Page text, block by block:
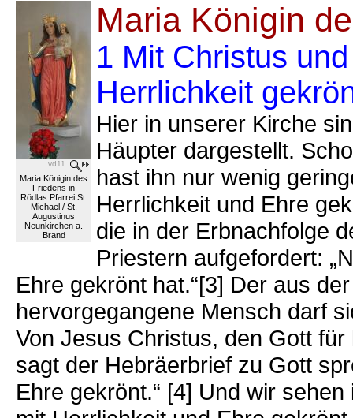
vd11
Maria Königin des
Friedens in
Rödlas Pfarrei St.
Michael / St.
Augustinus
Neunkirchen a.
Brand
Maria Königin
1 Mit Christus
Herrlichkeit
Hier in unserer Kirche
Häupter dargestellt.
hast ihn nur wenig
Herrlichkeit und Ehre
die in der Erbnachfolge
Priestern aufgefordert:
Ehre gekrönt hat.“[3] Der aus
hervorgegangene Mensch darf
Von Jesus Christus, den Gott
sagt der Hebräerbrief zu Gott
Ehre gekrönt.“ [4] Und wir